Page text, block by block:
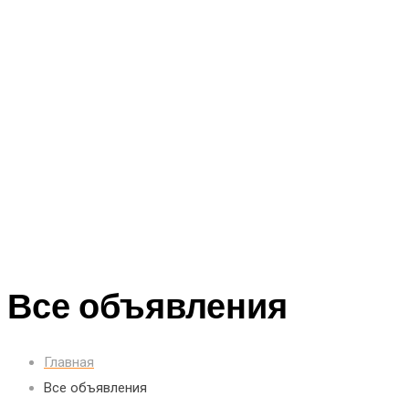
Все объявления
Главная
Все объявления